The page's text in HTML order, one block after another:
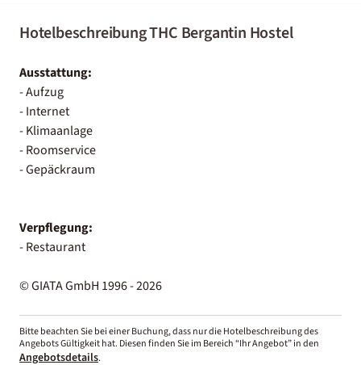
Hotelbeschreibung THC Bergantin Hostel
Ausstattung:
- Aufzug
- Internet
- Klimaanlage
- Roomservice
- Gepäckraum
Verpflegung:
- Restaurant
© GIATA GmbH 1996 - 2026
Bitte beachten Sie bei einer Buchung, dass nur die Hotelbeschreibung des
Angebots Gültigkeit hat. Diesen finden Sie im Bereich “Ihr Angebot” in den
Angebotsdetails.